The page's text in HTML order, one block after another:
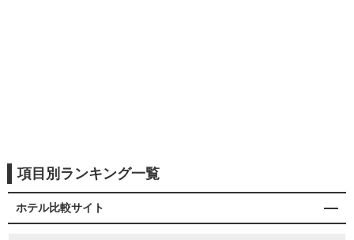
項目別ランキング一覧
ホテル比較サイト